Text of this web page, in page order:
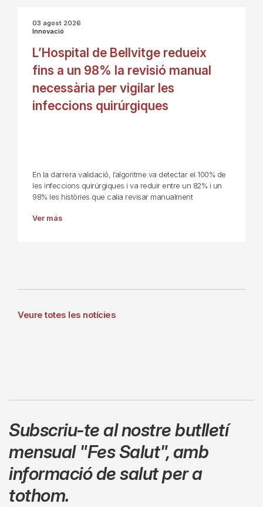
03 agost 2026
Innovació
L’Hospital de Bellvitge redueix
fins a un 98% la revisió manual
necessària per vigilar les
infeccions quirúrgiques
En la darrera validació, l’algoritme va detectar el 100% de
les infeccions quirúrgiques i va reduir entre un 82% i un
98% les històries que calia revisar manualment
Ver más
Veure totes les notícies
Subscriu-te al nostre butlletí
mensual "Fes Salut",amb
informació de salut per a
tothom.